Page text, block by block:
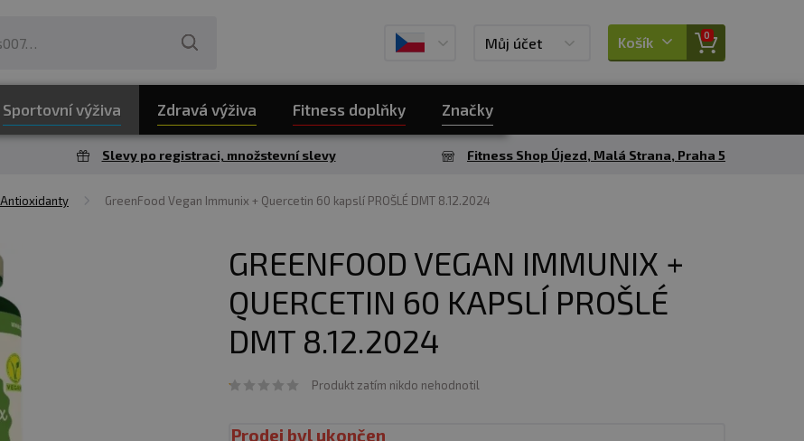
Můj účet Košík 0
Sportovní výživa Zdravá výživa Fitness doplňky Značky
Slevy po registraci, množstevní slevy Fitness Shop Újezd, Malá Strana, Praha 5
Antioxidanty GreenFood Vegan Immunix + Quercetin 60 kapslí PROŠLÉ DMT 8.12.2024
GREENFOOD VEGAN IMMUNIX +
QUERCETIN 60 KAPSLÍ PROŠLÉ
DMT 8.12.2024
Produkt zatím nikdo nehodnotil
Prodej byl ukončen